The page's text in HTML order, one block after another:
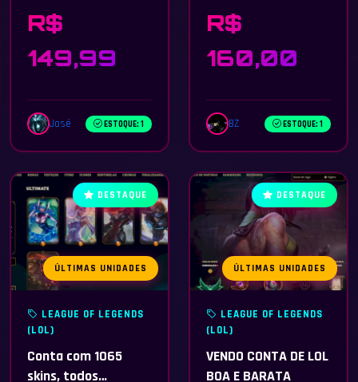
R$
149,99
José ESTOQUE: 1
R$
160,00
BZ ESTOQUE: 1
DESTAQUE
ÚLTIMAS UNIDADES
LEAGUE OF LEGENDS
(LOL)
Conta com 1065
skins, todos
DESTAQUE
ÚLTIMAS UNIDADES
LEAGUE OF LEGENDS
(LOL)
VENDO CONTA DE LOL
BOA E BARATA